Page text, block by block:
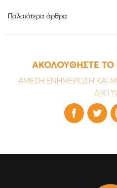
Παλαιότερα άρθρα
ΑΚΟΛΟΥΘΗΣΤΕ ΤΟ
ΑΜΕΣΗ ΕΝΗΜΕΡΩΣΗ ΚΑΙ
 